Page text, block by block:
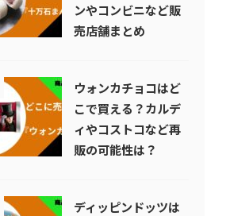
ンやコンビニなど販
売店舗まとめ
ウォンカチョコはど
こで買える？カルデ
ィやコストコなど再
販の可能性は？
ディッピンドッツは